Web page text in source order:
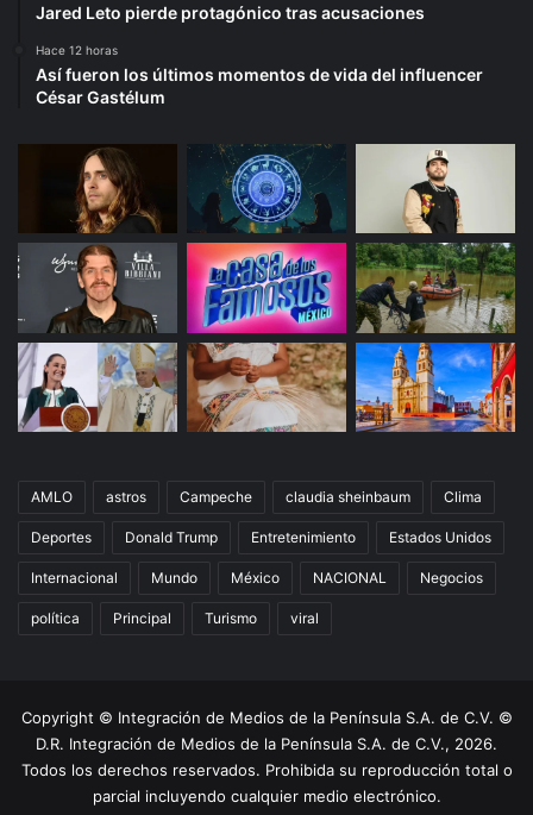
Jared Leto pierde protagónico tras acusaciones
Hace 12 horas
Así fueron los últimos momentos de vida del influencer
César Gastélum
AMLO astros Campeche claudia sheinbaum Clima
Deportes Donald Trump Entretenimiento Estados Unidos
Internacional Mundo México NACIONAL Negocios
política Principal Turismo viral
Copyright © Integración de Medios de la Península S.A. de C.V. ©
D.R. Integración de Medios de la Península S.A. de C.V., 2026.
Todos los derechos reservados. Prohibida su reproducción total o
parcial incluyendo cualquier medio electrónico.